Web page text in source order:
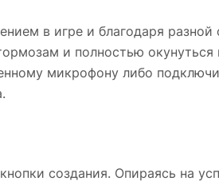
в игре и благодаря разной
и полностью
микрофону либо
создания. Опираясь на